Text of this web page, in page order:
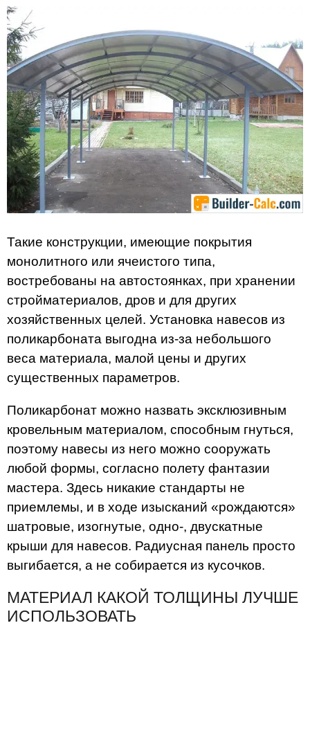
Такие конструкции, имеющие покрытия
монолитного или ячеистого типа,
востребованы на автостоянках, при хранении
стройматериалов, дров и для других
хозяйственных целей. Установка навесов из
поликарбоната выгодна из-за небольшого
веса материала, малой цены и других
существенных параметров.
Поликарбонат можно назвать эксклюзивным
кровельным материалом, способным гнуться,
поэтому навесы из него можно сооружать
любой формы, согласно полету фантазии
мастера. Здесь никакие стандарты не
приемлемы, и в ходе изысканий «рождаются»
шатровые, изогнутые, одно-, двускатные
крыши для навесов. Радиусная панель просто
выгибается, а не собирается из кусочков.
МАТЕРИАЛ КАКОЙ ТОЛЩИНЫ ЛУЧШЕ
ИСПОЛЬЗОВАТЬ